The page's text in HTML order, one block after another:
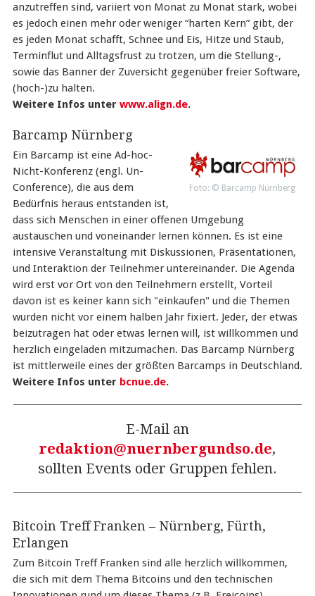
anzutreffen sind, variiert von Monat zu Monat stark, wobei
es jedoch einen mehr oder weniger “harten Kern” gibt, der
es jeden Monat schafft, Schnee und Eis, Hitze und Staub,
Terminflut und Alltagsfrust zu trotzen, um die Stellung-,
sowie das Banner der Zuversicht gegenüber freier Software,
(hoch-)zu halten.
Weitere Infos unter www.align.de.
Barcamp Nürnberg
Foto: © Barcamp Nürnberg
Ein Barcamp ist eine Ad-hoc-
Nicht-Konferenz (engl. Un-
Conference), die aus dem
Bedürfnis heraus entstanden ist,
dass sich Menschen in einer offenen Umgebung
austauschen und voneinander lernen können. Es ist eine
intensive Veranstaltung mit Diskussionen, Präsentationen,
und Interaktion der Teilnehmer untereinander. Die Agenda
wird erst vor Ort von den Teilnehmern erstellt, Vorteil
davon ist es keiner kann sich "einkaufen" und die Themen
wurden nicht vor einem halben Jahr fixiert. Jeder, der etwas
beizutragen hat oder etwas lernen will, ist willkommen und
herzlich eingeladen mitzumachen. Das Barcamp Nürnberg
ist mittlerweile eines der größten Barcamps in Deutschland.
Weitere Infos unter bcnue.de.
E-Mail an
redaktion@nuernbergundso.de,
sollten Events oder Gruppen fehlen.
Bitcoin Treff Franken – Nürnberg, Fürth,
Erlangen
Zum Bitcoin Treff Franken sind alle herzlich willkommen,
die sich mit dem Thema Bitcoins und den technischen